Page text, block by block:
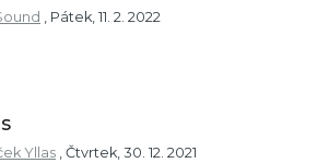
, Pátek, 11. 2. 2022
Yllas , Čtvrtek, 30. 12. 2021